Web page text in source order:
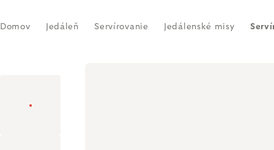
Domov Jedáleň Servírovanie Jedálenské misy